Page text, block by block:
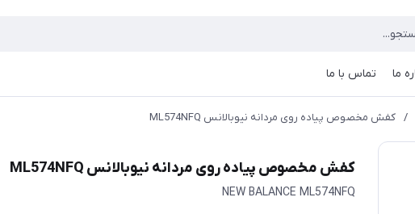
ما تماس با ما
/ کفش مخصوص پیاده روی مردانه نیوبالانس ML574NFQ
کفش مخصوص پیاده روی مردانه نیوبالانس ML574NFQ
NEW BALANCE ML574NFQ